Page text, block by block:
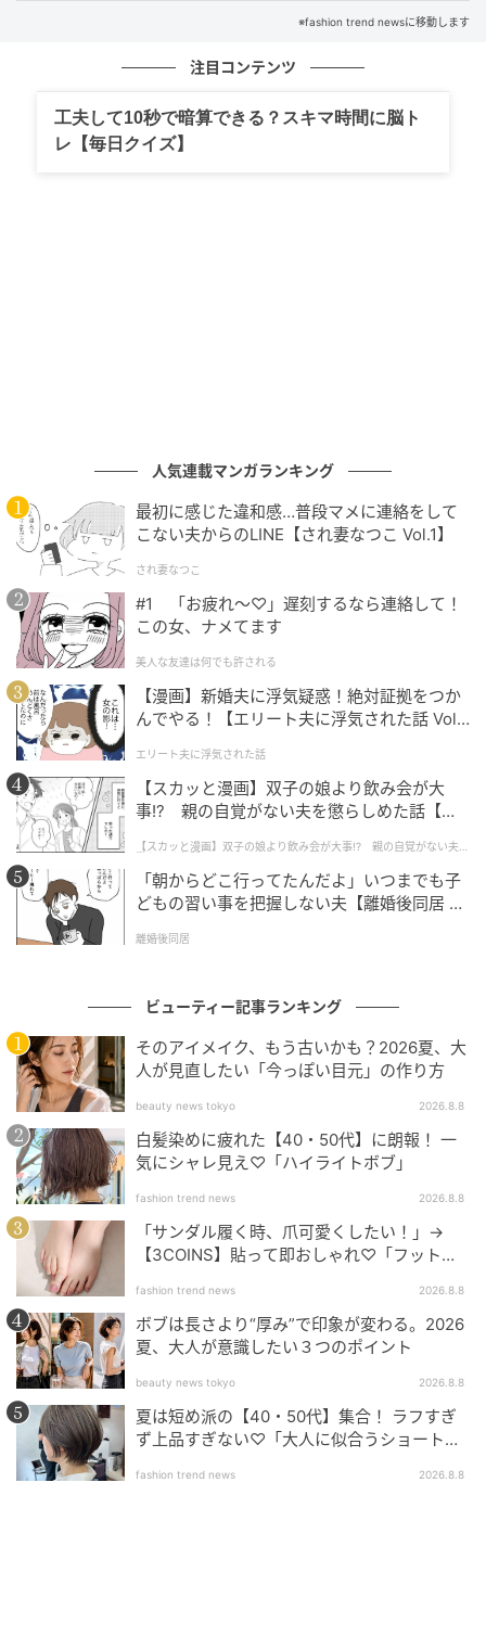
カジュアルからきれいめまでなじむナチュラ
ルウルフ
出典：Instagram
こちらは、ボブをベースに毛先にレイヤーを入れるこ
とで、軽やかな動きをプラスしたプチウルフヘア。ウ
ルフヘア特有のメリハリは残しつつも、レイヤーを控
えめにすることで、大人でも挑戦しやすいナチュラル
な印象に仕上がっています。顔まわりに程よい動きが
出るため、小顔見えを狙いたい人にもおすすめ。カジ
ュアルからきれいめまで、幅広いスタイルに自然とな
じみそうです。
※fashion trend newsに移動します
注目コンテンツ
工夫して10秒で暗算できる？スキマ時間に脳ト
レ【毎日クイズ】
人気連載マンガランキング
最初に感じた違和感…普段マメに連絡をして
こない夫からのLINE【され妻なつこ Vol.1】
され妻なつこ
#1 「お疲れ〜♡」遅刻するなら連絡して！
この女、ナメてます
美人な友達は何でも許される
【漫画】新婚夫に浮気疑惑！絶対証拠をつか
んでやる！【エリート夫に浮気された話 Vol.
エリート夫に浮気された話
【スカッと漫画】双子の娘より飲み会が大
事!? 親の自覚がない夫を懲らしめた話【第1
【スカッと漫画】双子の娘より飲み会が大事!? 親の自覚がない夫を
懲らしめた話
「朝からどこ行ってたんだよ」いつまでも子
どもの習い事を把握しない夫【離婚後同居 Vo
離婚後同居
ビューティー記事ランキング
そのアイメイク、もう古いかも？2026夏、大
人が見直したい「今っぽい目元」の作り方
beauty news tokyo 2026.8.8
白髪染めに疲れた【40・50代】に朗報！ 一
気にシャレ見え♡「ハイライトボブ」
fashion trend news 2026.8.8
「サンダル履く時、爪可愛くしたい！」→
【3COINS】貼って即おしゃれ♡「フット用
fashion trend news 2026.8.8
ボブは長さより“厚み”で印象が変わる。2026
夏、大人が意識したい３つのポイント
beauty news tokyo 2026.8.8
夏は短め派の【40・50代】集合！ ラフすぎ
ず上品すぎない♡「大人に似合うショートボ
fashion trend news 2026.8.8